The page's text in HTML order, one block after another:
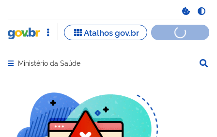
Abrir menu principal de navegação
Ministério da Saúde